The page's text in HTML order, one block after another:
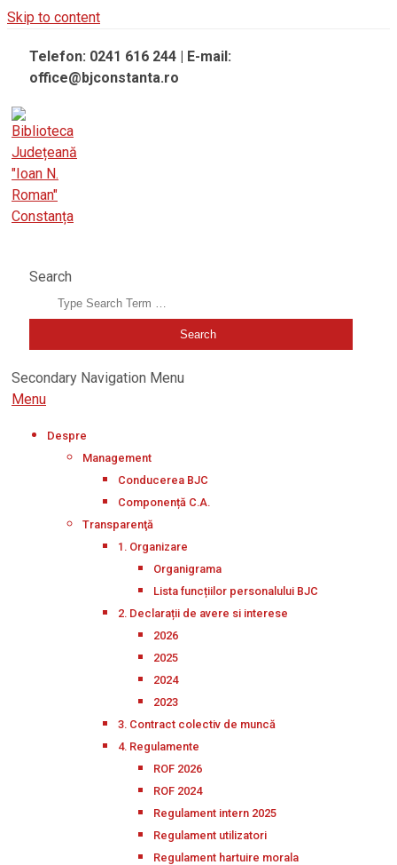
Skip to content
Telefon: 0241 616 244 | E-mail:
office@bjconstanta.ro
Search
Secondary Navigation Menu
Menu
Despre
Management
Conducerea BJC
Componență C.A.
Transparenţă
1. Organizare
Organigrama
Lista funcțiilor personalului BJC
2. Declarații de avere si interese
2026
2025
2024
2023
3. Contract colectiv de muncă
4. Regulamente
ROF 2026
ROF 2024
Regulament intern 2025
Regulament utilizatori
Regulament hartuire morala